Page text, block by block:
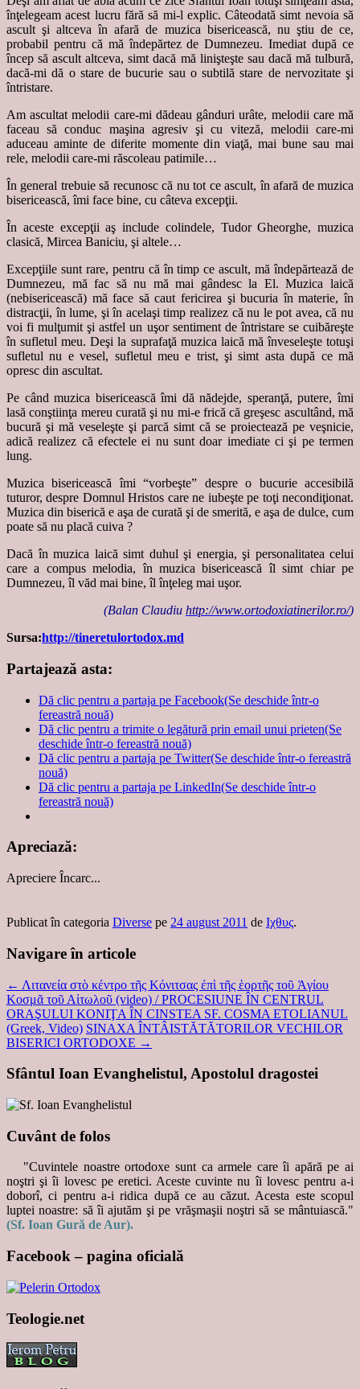
înţelegeam acest lucru fără să mi-l explic. Câteodată simt nevoia să
ascult şi altceva în afară de muzica bisericească, nu ştiu de ce,
probabil pentru că mă îndepărtez de Dumnezeu. Imediat după ce
încep să ascult altceva, simt dacă mă linişteşte sau dacă mă tulbură,
dacă-mi dă o stare de bucurie sau o subtilă stare de nervozitate şi
întristare.
Am ascultat melodii care-mi dădeau gânduri urâte, melodii care mă
faceau să conduc maşina agresiv şi cu viteză, melodii care-mi
aduceau aminte de diferite momente din viaţă, mai bune sau mai
rele, melodii care-mi răscoleau patimile…
În general trebuie să recunosc că nu tot ce ascult, în afară de muzica
bisericească, îmi face bine, cu câteva excepţii.
În aceste excepţii aş include colindele, Tudor Gheorghe, muzica
clasică, Mircea Baniciu, şi altele…
Excepţiile sunt rare, pentru că în timp ce ascult, mă îndepărtează de
Dumnezeu, mă fac să nu mă mai gândesc la El. Muzica laică
(nebisericească) mă face să caut fericirea şi bucuria în materie, în
distracţii, în lume, şi în acelaşi timp realizez că nu le pot avea, că nu
voi fi mulţumit şi astfel un uşor sentiment de întristare se cuibăreşte
în sufletul meu. Deşi la suprafaţă muzica laică mă înveseleşte totuşi
sufletul nu e vesel, sufletul meu e trist, şi simt asta după ce mă
opresc din ascultat.
Pe când muzica bisericească îmi dă nădejde, speranţă, putere, îmi
lasă conştiinţa mereu curată şi nu mi-e frică că greşesc ascultând, mă
bucură şi mă veseleşte şi parcă simt că se proiectează pe veşnicie,
adică realizez că efectele ei nu sunt doar imediate ci şi pe termen
lung.
Muzica bisericească îmi “vorbeşte” despre o bucurie accesibilă
tuturor, despre Domnul Hristos care ne iubeşte pe toţi necondiţionat.
Muzica din biserică e aşa de curată şi de smerită, e aşa de dulce, cum
poate să nu placă cuiva ?
Dacă în muzica laică simt duhul şi energia, şi personalitatea celui
care a compus melodia, în muzica bisericească îl simt chiar pe
Dumnezeu, îl văd mai bine, îl înţeleg mai uşor.
(Balan Claudiu http://www.ortodoxiatinerilor.ro/)
Sursa:http://tineretulortodox.md
Partajează asta:
Dă clic pentru a partaja pe Facebook(Se deschide într-o
fereastră nouă)
Dă clic pentru a trimite o legătură prin email unui prieten(Se
deschide într-o fereastră nouă)
Dă clic pentru a partaja pe Twitter(Se deschide într-o fereastră
nouă)
Dă clic pentru a partaja pe LinkedIn(Se deschide într-o
fereastră nouă)
Apreciază:
Apreciere Încarc...
Publicat în categoria Diverse pe 24 august 2011 de Ιχθυς.
Navigare în articole
← Λιτανεία στὸ κέντρο τῆς Κόνιτσας ἐπὶ τῆς ἑορτῆς τοῦ Ἁγίου
Κοσμᾶ τοῦ Αἰτωλοῦ (video) / PROCESIUNE ÎN CENTRUL
ORAŞULUI KONIŢA ÎN CINSTEA SF. COSMA ETOLIANUL
(Greek, Video) SINAXA ÎNTÂISTĂTĂTORILOR VECHILOR
BISERICI ORTODOXE →
Sfântul Ioan Evanghelistul, Apostolul dragostei
Cuvânt de folos
"Cuvintele noastre ortodoxe sunt ca armele care îi apără pe ai
noştri şi îi lovesc pe eretici. Aceste cuvinte nu îi lovesc pentru a-i
doborî, ci pentru a-i ridica după ce au căzut. Acesta este scopul
luptei noastre: să îi ajutăm şi pe vrăşmaşii noştri să se mântuiască."
(Sf. Ioan Gură de Aur).
Facebook – pagina oficială
Teologie.net